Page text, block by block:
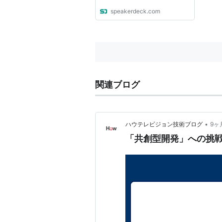
speakerdeck.com
関連ブログ
ハウテレビジョン技術ブログ • 9ヶ
「共創型開発」への挑